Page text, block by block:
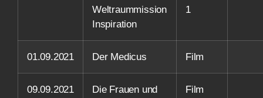
Weltraummission
Inspiration
1
01.09.2021 Der Medicus Film
09.09.2021
Die Frauen und
Film